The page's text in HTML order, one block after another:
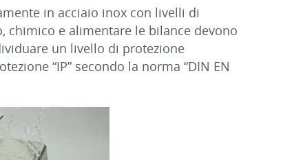
in acciaio inox con livelli di
chimico e alimentare le bilance devono
un livello di protezione
“IP” secondo la norma “DIN EN